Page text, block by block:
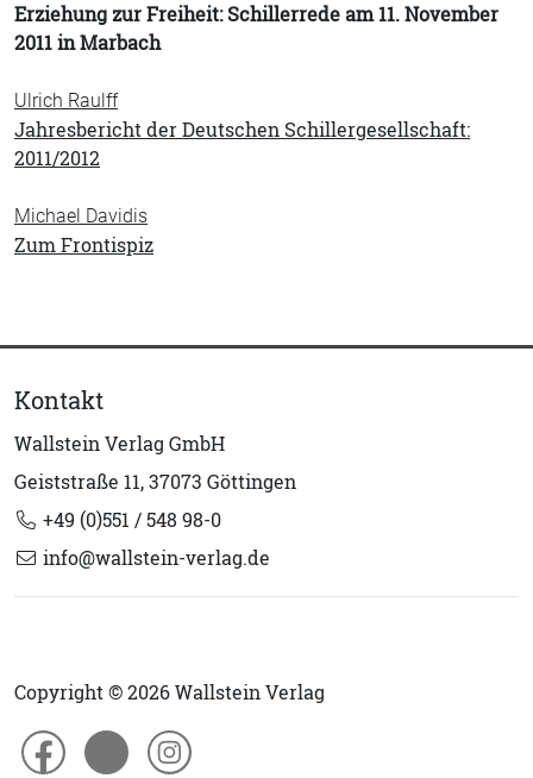
Erziehung zur Freiheit: Schillerrede am 11. November
2011 in Marbach
Ulrich Raulff
Jahresbericht der Deutschen Schillergesellschaft:
2011/2012
Michael Davidis
Zum Frontispiz
Kontakt
Wallstein Verlag GmbH
Geiststraße 11, 37073 Göttingen
+49 (0)551 / 548 98-0
info@wallstein-verlag.de
Copyright © 2026 Wallstein Verlag